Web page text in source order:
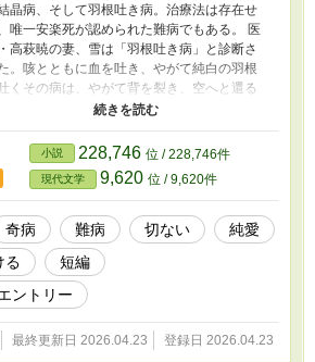
晶病、そして羽根吐き病。治療法は存在せ
唯一安楽死が認められた難病でもある。 医
高萩暁の妻、雪は「羽根吐き病」と診断さ
。咳とともに血を吐き、やがて純白の羽根
くその病は、やがて背を裂き、空へと還る
いう。 それでも暁は、雪と生きることを選
残された時間の中で、愛し、支え、そして
おうとする。 これは、終わりに向かう命と、
まで手を離さなかった愛の物語。
小説 228,746 位 / 228,746件
現代文学 9,620 位 / 9,620件
奇病 難病 切ない
純愛
る
短編
ントリー
最終更新日 2026.04.23 登録日 2026.04.23